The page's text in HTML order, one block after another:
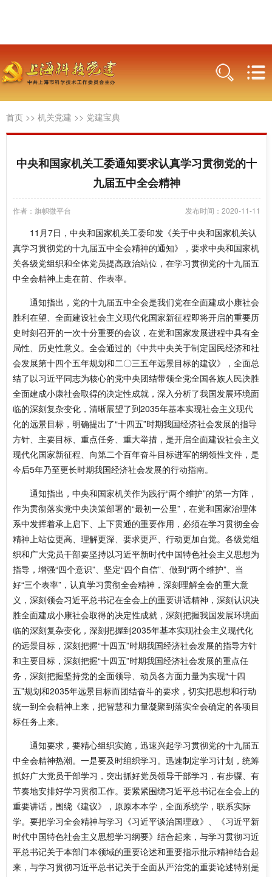
首页 >> 机关党建 >> 党建宝典
中央和国家机关工委通知要求认真学习贯彻党的十
九届五中全会精神
作者：旗帜微平台 发布时间：2020-11-11
11月7日，中央和国家机关工委印发《关于中央和国家机关认
真学习贯彻党的十九届五中全会精神的通知》，要求中央和国家机
关各级党组织和全体党员提高政治站位，在学习贯彻党的十九届五
中全会精神上走在前、作表率。
通知指出，党的十九届五中全会是我们党在全面建成小康社会
胜利在望、全面建设社会主义现代化国家新征程即将开启的重要历
史时刻召开的一次十分重要的会议，在党和国家发展进程中具有全
局性、历史性意义。全会通过的《中共中央关于制定国民经济和社
会发展第十四个五年规划和二〇三五年远景目标的建议》，全面总
结了以习近平同志为核心的党中央团结带领全党全国各族人民决胜
全面建成小康社会取得的决定性成就，深入分析了我国发展环境面
临的深刻复杂变化，清晰展望了到2035年基本实现社会主义现代
化的远景目标，明确提出了“十四五”时期我国经济社会发展的指导
方针、主要目标、重点任务、重大举措，是开启全面建设社会主义
现代化国家新征程、向第二个百年奋斗目标进军的纲领性文件，是
今后5年乃至更长时期我国经济社会发展的行动指南。
通知指出，中央和国家机关作为践行“两个维护”的第一方阵，
作为贯彻落实党中央决策部署的“最初一公里”，在党和国家治理体
系中发挥着承上启下、上下贯通的重要作用，必须在学习贯彻全会
精神上站位更高、理解更深、要求更严、行动更加自觉。各级党组
织和广大党员干部要坚持以习近平新时代中国特色社会主义思想为
指导，增强“四个意识”、坚定“四个自信”、做到“两个维护”、当
好“三个表率”，认真学习贯彻全会精神，深刻理解全会的重大意
义，深刻领会习近平总书记在全会上的重要讲话精神，深刻认识决
胜全面建成小康社会取得的决定性成就，深刻把握我国发展环境面
临的深刻复杂变化，深刻把握到2035年基本实现社会主义现代化
的远景目标，深刻把握“十四五”时期我国经济社会发展的指导方针
和主要目标，深刻把握“十四五”时期我国经济社会发展的重点任
务，深刻把握坚持党的全面领导、动员各方面力量为实现“十四
五”规划和2035年远景目标而团结奋斗的要求，切实把思想和行动
统一到全会精神上来，把智慧和力量凝聚到落实全会确定的各项目
标任务上来。
通知要求，要精心组织实施，迅速兴起学习贯彻党的十九届五
中全会精神热潮。一是要及时组织学习。迅速制定学习计划，统筹
抓好广大党员干部学习，突出抓好党员领导干部学习，有步骤、有
节奏地安排好学习贯彻工作。要紧紧围绕习近平总书记在全会上的
重要讲话，围绕《建议》，原原本本学，全面系统学，联系实际
学。要把学习全会精神与学习《习近平谈治国理政》、《习近平新
时代中国特色社会主义思想学习纲要》结合起来，与学习贯彻习近
平总书记关于本部门本领域的重要论述和重要指示批示精神结合起
来，与学习贯彻习近平总书记关于全面从严治党的重要论述特别是